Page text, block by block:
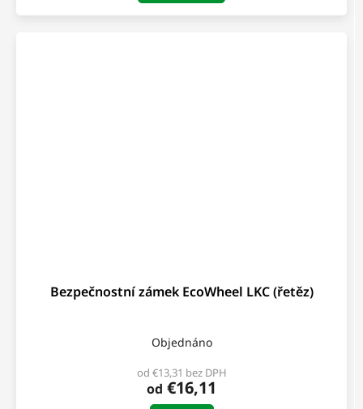
Bezpečnostní zámek EcoWheel LKC (řetěz)
Objednáno
od €13,31 bez DPH
od €16,11